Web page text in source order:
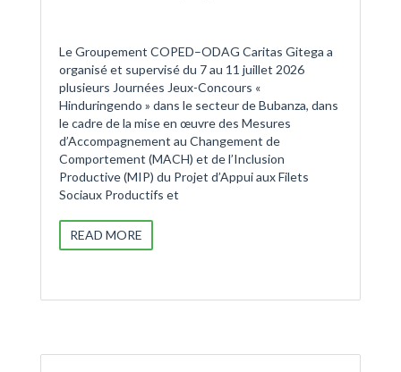
Le Groupement COPED–ODAG Caritas Gitega a
organisé et supervisé du 7 au 11 juillet 2026
plusieurs Journées Jeux-Concours «
Hinduringendo » dans le secteur de Bubanza, dans
le cadre de la mise en œuvre des Mesures
d’Accompagnement au Changement de
Comportement (MACH) et de l’Inclusion
Productive (MIP) du Projet d’Appui aux Filets
Sociaux Productifs et
READ MORE